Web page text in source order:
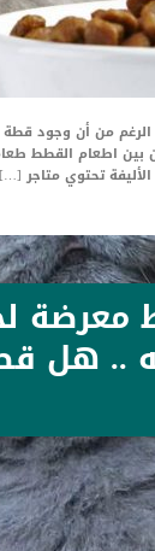
من أن وجود قطة
اطعام القطط
تحتوي متاجر […]
قطط
.. هل